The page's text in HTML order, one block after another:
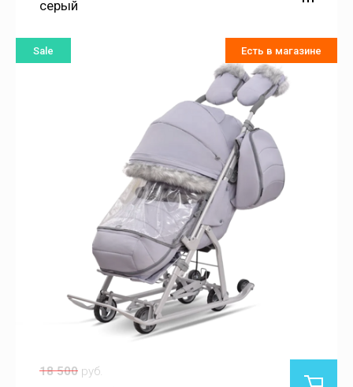
Sale Есть в магазине
серый
18 500 руб.